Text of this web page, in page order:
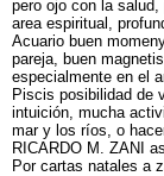
pero ojo con la
area espiritual,
Acuario buen
pareja, buen
especialmente en el
Piscis posibilidad de
intuición, mucha
mar y los ríos, o
RICARDO M. ZANI
Por cartas natales a